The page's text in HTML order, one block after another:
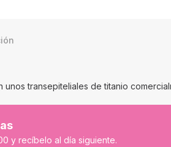
unos transepiteliales de titanio
y recíbelo al día siguiente.